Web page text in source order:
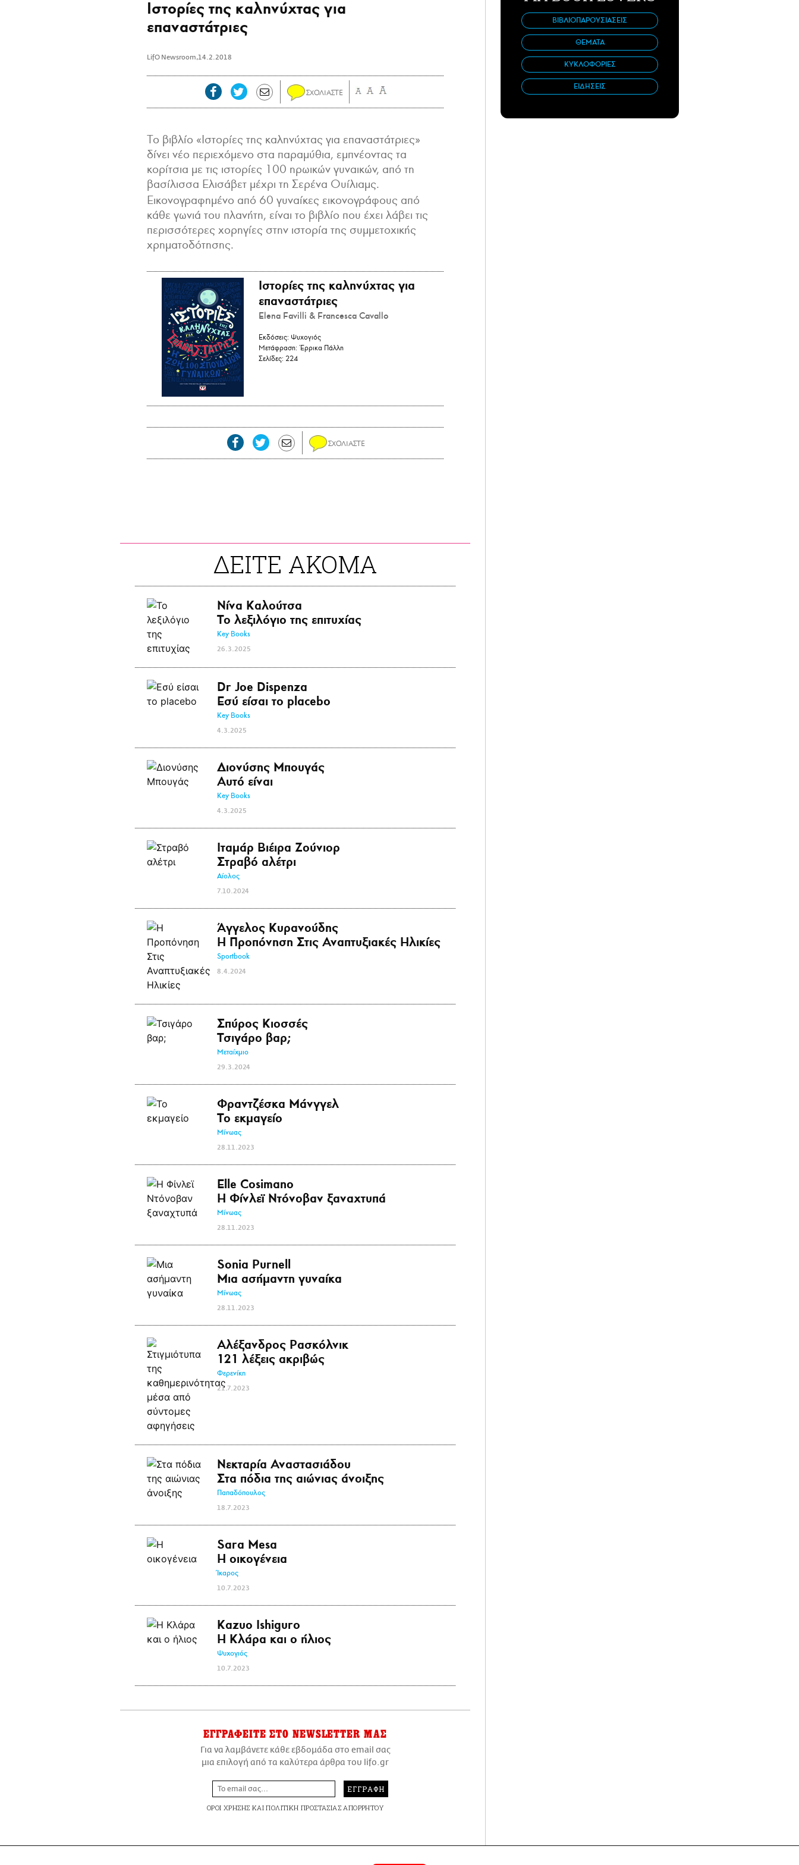
Ιστορίες της καληνύχτας για
επαναστάτριες
LifO Newsroom,14.2.2018
Το βιβλίο «Ιστορίες της καληνύχτας για επαναστάτριες»
δίνει νέο περιεχόμενο στα παραμύθια, εμπνέοντας τα
κορίτσια με τις ιστορίες 100 ηρωικών γυναικών, από τη
βασίλισσα Ελισάβετ μέχρι τη Σερένα Ουίλιαμς.
Εικονογραφημένο από 60 γυναίκες εικονογράφους από
κάθε γωνιά του πλανήτη, είναι το βιβλίο που έχει λάβει τις
περισσότερες χορηγίες στην ιστορία της συμμετοχικής
χρηματοδότησης.
Ιστορίες της καληνύχτας για
επαναστάτριες
Elena Favilli & Francesca Cavallo
Εκδόσεις: Ψυχογιός
Μετάφραση: Έρρικα Πάλλη
Σελίδες: 224
ΔΕΙΤΕ ΑΚΟΜΑ
Νίνα Καλούτσα
Το λεξιλόγιο της επιτυχίας
Key Books
26.3.2025
Dr Joe Dispenza
Εσύ είσαι το placebo
Key Books
4.3.2025
Διονύσης Μπουγάς
Αυτό είναι
Key Books
4.3.2025
Ιταμάρ Βιέιρα Ζούνιορ
Στραβό αλέτρι
Αίολος
7.10.2024
Άγγελος Κυρανούδης
Η Προπόνηση Στις Αναπτυξιακές Ηλικίες
Sportbook
8.4.2024
Σπύρος Κιοσσές
Τσιγάρο βαρ;
Μεταίχμιο
29.3.2024
Φραντζέσκα Μάνγγελ
Το εκμαγείο
Μίνωας
28.11.2023
Elle Cosimano
Η Φίνλεϊ Ντόνοβαν ξαναχτυπά
Μίνωας
28.11.2023
Sonia Purnell
Μια ασήμαντη γυναίκα
Μίνωας
28.11.2023
Αλέξανδρος Ρασκόλνικ
121 λέξεις ακριβώς
Φερενίκη
21.7.2023
Νεκταρία Αναστασιάδου
Στα πόδια της αιώνιας άνοιξης
Παπαδόπουλος
18.7.2023
Sara Mesa
Η οικογένεια
Ίκαρος
10.7.2023
Kazuo Ishiguro
Η Κλάρα και ο ήλιος
Ψυχογιός
10.7.2023
ΕΓΓΡΑΦΕΙΤΕ ΣΤΟ NEWSLETTER ΜΑΣ
Για να λαμβάνετε κάθε εβδομάδα στο email σας
μια επιλογή από τα καλύτερα άρθρα του lifo.gr
ΕΓΓΡΑΦΗ
ΟΡΟΙ ΧΡΗΣΗΣ ΚΑΙΠΟΛΙΤΙΚΗ ΠΡΟΣΤΑΣΙΑΣ ΑΠΟΡΡΗΤΟΥ
ΒΙΒΛΙΟΠΑΡΟΥΣΙΑΣΕΙΣ
ΘΕΜΑΤΑ
ΚΥΚΛΟΦΟΡΙΕΣ
ΕΙΔΗΣΕΙΣ